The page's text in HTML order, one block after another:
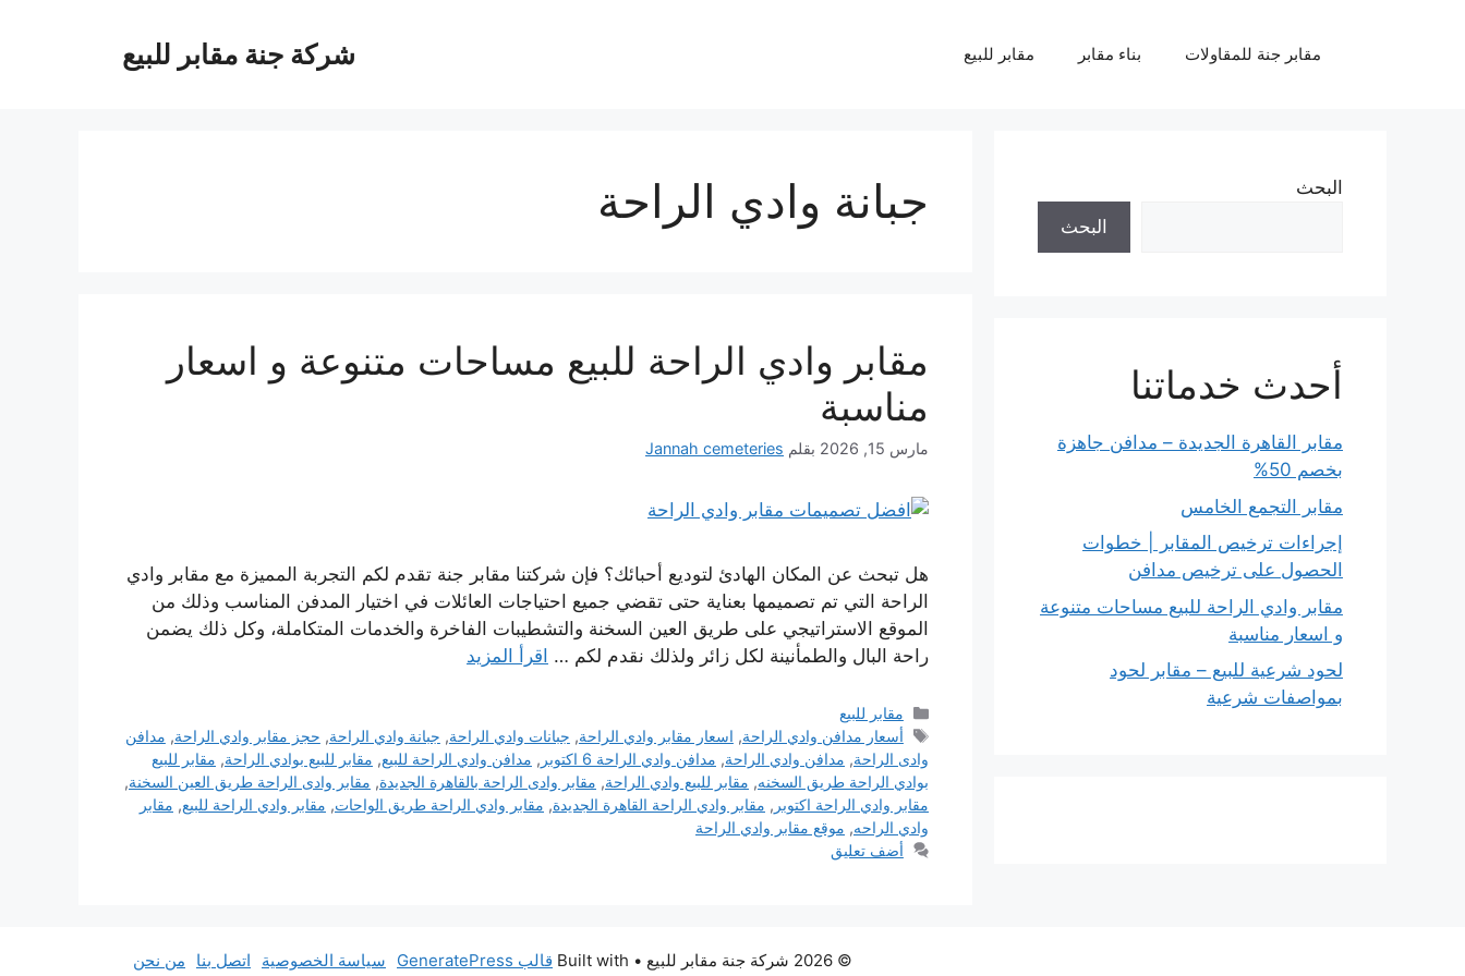
شركة جنة مقابر للبيع مقابر جنة للمقاولات بناء مقابر مقابر للبيع
جبانة وادي الراحة
مقابر وادي الراحة للبيع مساحات متنوعة و اسعار
مناسبة
مارس 15, 2026 بقلم Jannah cemeteries
هل تبحث عن المكان الهادئ لتوديع أحبائك؟ فإن شركتنا مقابر جنة تقدم لكم التجربة المميزة مع مقابر وادي
الراحة التي تم تصميمها بعناية حتى تقضي جميع احتياجات العائلات في اختيار المدفن المناسب وذلك من
الموقع الاستراتيجي على طريق العين السخنة والتشطيبات الفاخرة والخدمات المتكاملة، وكل ذلك يضمن
راحة البال والطمأنينة لكل زائر ولذلك نقدم لكم … اقرأ المزيد
التصنيفات
مقابر للبيع
الوسوم
أسعار مدافن وادي الراحة, اسعار مقابر وادي الراحة, جبانات وادي الراحة, جبانة وادي الراحة, حجز مقابر وادي الراحة, مدافن
وادى الراحة, مدافن وادي الراحة, مدافن وادي الراحة 6 اكتوبر , مدافن وادي الراحة للبيع, مقابر للبيع بوادي الراحة, مقابر للبيع
بوادي الراحة طريق السخنه, مقابر للبيع وادي الراحة, مقابر وادى الراحة بالقاهرة الجديدة, مقابر وادى الراحة طريق العين السخنة,
مقابر وادي الراحة اكتوبر , مقابر وادي الراحة القاهرة الجديدة, مقابر وادي الراحة طريق الواحات, مقابر وادي الراحة للبيع, مقابر
وادي الراحه, موقع مقابر وادي الراحة
أضف تعليق
البحث
البحث
أحدث خدماتنا
مقابر القاهرة الجديدة – مدافن جاهزة
بخصم 50%
مقابر التجمع الخامس
إجراءات ترخيص المقابر | خطوات
الحصول على ترخيص مدافن
مقابر وادي الراحة للبيع مساحات متنوعة
و اسعار مناسبة
لحود شرعية للبيع – مقابر لحود
بمواصفات شرعية
سياسة الخصوصية اتصل بنا من نحن © 2026 شركة جنة مقابر للبيع • Built with قالب GeneratePress